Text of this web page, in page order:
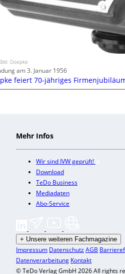
Doepke
am 3. Januar 1956
feiert 70-jähriges
Mehr Infos
Wir sind IVW geprüft!
Download
TeDo Business
Mediadaten
Abo-Service
+ Unsere weiteren Fachmagazine
Impressum DatenschutzAGB
Datenverarbeitung Kontakt
© TeDo Verlag GmbH 2026 All rights